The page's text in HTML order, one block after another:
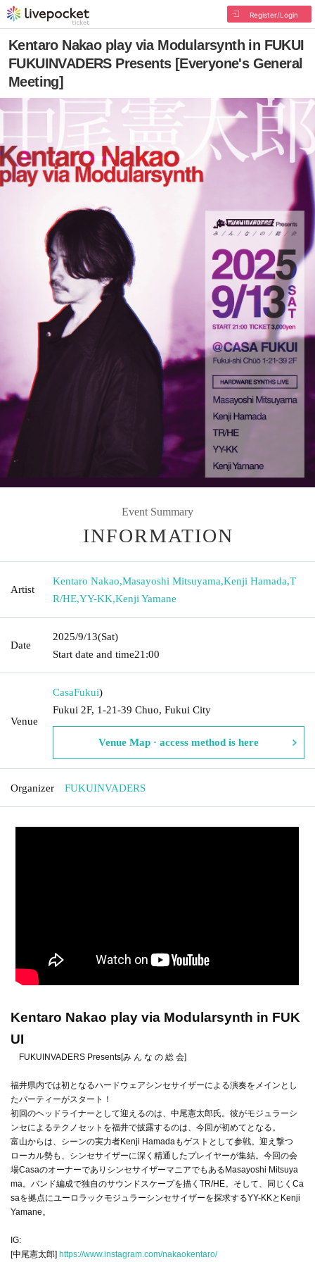
Register/Login
Kentaro Nakao play via Modularsynth in FUKUI
FUKUINVADERS Presents [Everyone's General
Meeting]
Event Summary
INFORMATION
Artist
Kentaro Nakao,Masayoshi Mitsuyama,Kenji Hamada,T
R/HE,YY-KK,Kenji Yamane
Date
2025/9/13(Sat)
Start date and time21:00
Venue
CasaFukui)
Fukui 2F, 1-21-39 Chuo, Fukui City
Venue Map · access method is here
Organizer FUKUINVADERS
Kentaro Nakao play via Modularsynth in FUK
UI
FUKUINVADERS Presents[み ん な の 総 会]
福井県内では初となるハードウェアシンセサイザーによる演奏をメインとし
たパーティーがスタート！
初回のヘッドライナーとして迎えるのは、中尾憲太郎氏。彼がモジュラーシ
ンセによるテクノセットを福井で披露するのは、今回が初めてとなる。
富山からは、シーンの実力者Kenji Hamadaもゲストとして参戦。迎え撃つ
ローカル勢も、シンセサイザーに深く精通したプレイヤーが集結。今回の会
場CasaのオーナーでありシンセサイザーマニアでもあるMasayoshi Mitsuya
ma。バンド編成で独自のサウンドスケープを描くTR/HE。そして、同じくCa
saを拠点にユーロラックモジュラーシンセサイザーを探求するYY-KKとKenji
Yamane。
IG:
[中尾憲太郎] https://www.instagram.com/nakaokentaro/